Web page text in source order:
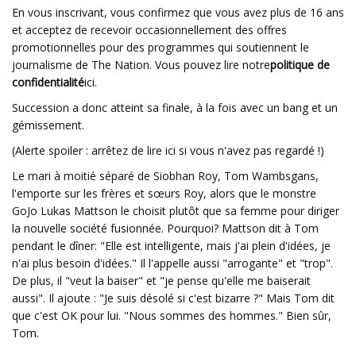
En vous inscrivant, vous confirmez que vous avez plus de 16 ans
et acceptez de recevoir occasionnellement des offres
promotionnelles pour des programmes qui soutiennent le
journalisme de The Nation. Vous pouvez lire notrepolitique de
confidentialitéici.
Succession a donc atteint sa finale, à la fois avec un bang et un
gémissement.
(Alerte spoiler : arrêtez de lire ici si vous n'avez pas regardé !)
Le mari à moitié séparé de Siobhan Roy, Tom Wambsgans,
l'emporte sur les frères et sœurs Roy, alors que le monstre
GoJo Lukas Mattson le choisit plutôt que sa femme pour diriger
la nouvelle société fusionnée. Pourquoi? Mattson dit à Tom
pendant le dîner: "Elle est intelligente, mais j'ai plein d'idées, je
n'ai plus besoin d'idées." Il l'appelle aussi "arrogante" et "trop".
De plus, il "veut la baiser" et "je pense qu'elle me baiserait
aussi". Il ajoute : "Je suis désolé si c'est bizarre ?" Mais Tom dit
que c'est OK pour lui. "Nous sommes des hommes." Bien sûr,
Tom.